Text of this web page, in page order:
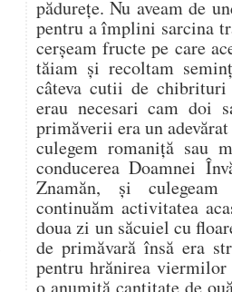
pădurețe. Nu aveam de
pentru a împlini sarcina
cerșeam fructe pe care
tăiam și recoltam
câteva cutii de chibrituri
erau necesari cam doi
primăverii era un
culegem romaniță sau
conducerea Doamnei
Znamăn, și
continuăm activitatea
doua zi un săcuiel cu
de primăvară însă era
pentru hrănirea viermilor
o anumită cantitate de